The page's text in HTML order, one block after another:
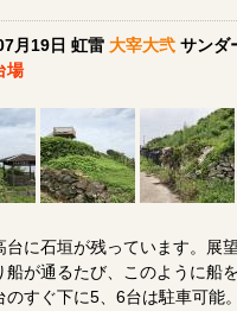
月19日 虹雷 大宰大弐サンダ
場
台に石垣が残っています。展
船が通るたび、このように船
のすぐ下に5、6台は駐車可能